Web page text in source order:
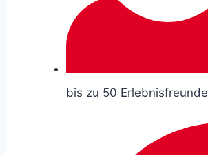
bis zu 50 Erlebnisfreunde